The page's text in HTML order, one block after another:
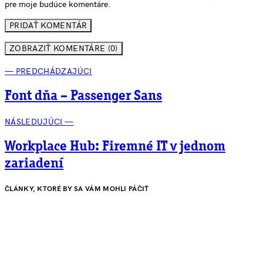
pre moje budúce komentáre.
ZOBRAZIŤ KOMENTÁRE (0)
— PREDCHÁDZAJÚCI
Font dňa – Passenger Sans
NÁSLEDUJÚCI —
Workplace Hub: Firemné IT v jednom
zariadení
ČLÁNKY, KTORÉ BY SA VÁM MOHLI PÁČIŤ